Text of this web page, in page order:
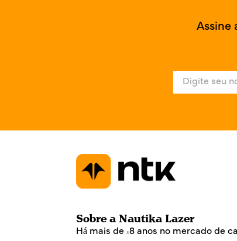
Assine
Sobre a Nautika Lazer
Há mais de 48 anos no mercado de